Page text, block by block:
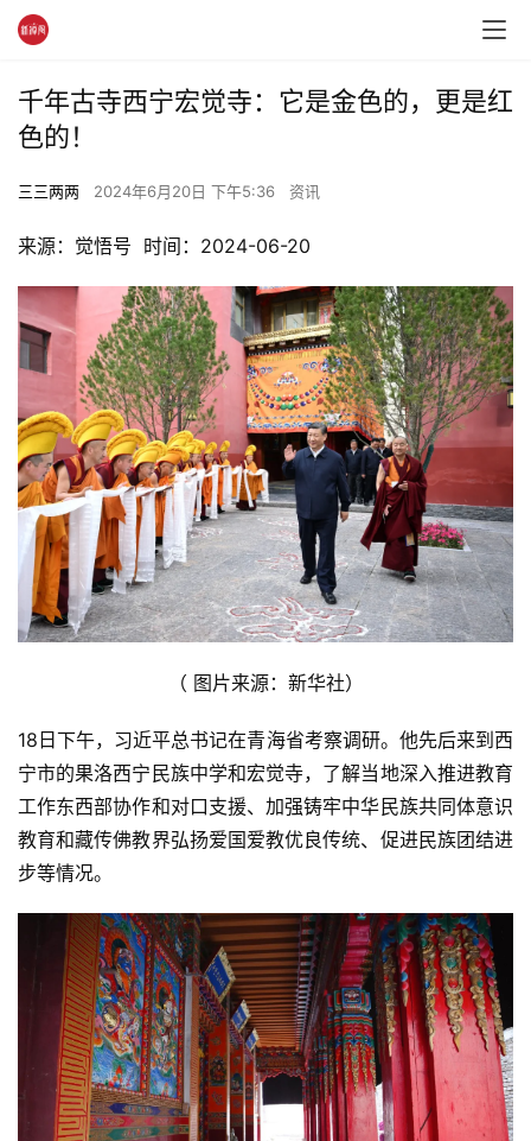
千年古寺西宁宏觉寺：它是金色的，更是红
色的！
三三两两 2024年6月20日 下午5:36 资讯
来源：觉悟号  时间：2024-06-20
（ 图片来源：新华社）
18日下午，习近平总书记在青海省考察调研。他先后来到西
宁市的果洛西宁民族中学和宏觉寺，了解当地深入推进教育
工作东西部协作和对口支援、加强铸牢中华民族共同体意识
教育和藏传佛教界弘扬爱国爱教优良传统、促进民族团结进
步等情况。